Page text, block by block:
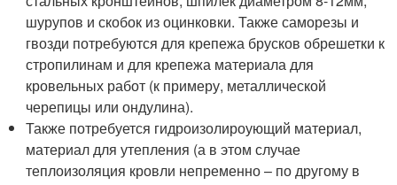
шурупов и скобок из оцинковки. Также саморезы и
гвозди потребуются для крепежа брусков обрешетки к
стропилинам и для крепежа материала для
кровельных работ (к примеру, металлической
черепицы или ондулина).
Также потребуется гидроизолироующий материал,
материал для утепления (а в этом случае
теплоизоляция кровли непременно – по другому в